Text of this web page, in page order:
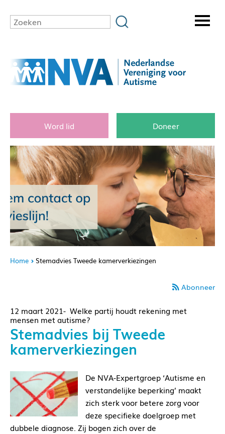
Word lid Doneer
Home Stemadvies Tweede kamerverkiezingen
Abonneer
12 maart 2021- Welke partij houdt rekening met
mensen met autisme?
Stemadvies bij Tweede
kamerverkiezingen
De NVA-Expertgroep ‘Autisme en
verstandelijke beperking’ maakt
zich sterk voor betere zorg voor
deze specifieke doelgroep met
dubbele diagnose. Zij bogen zich over de